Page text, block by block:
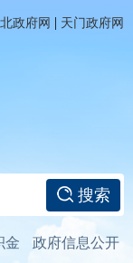
政府网 | 天门政府网
搜索
金 政府信息公开